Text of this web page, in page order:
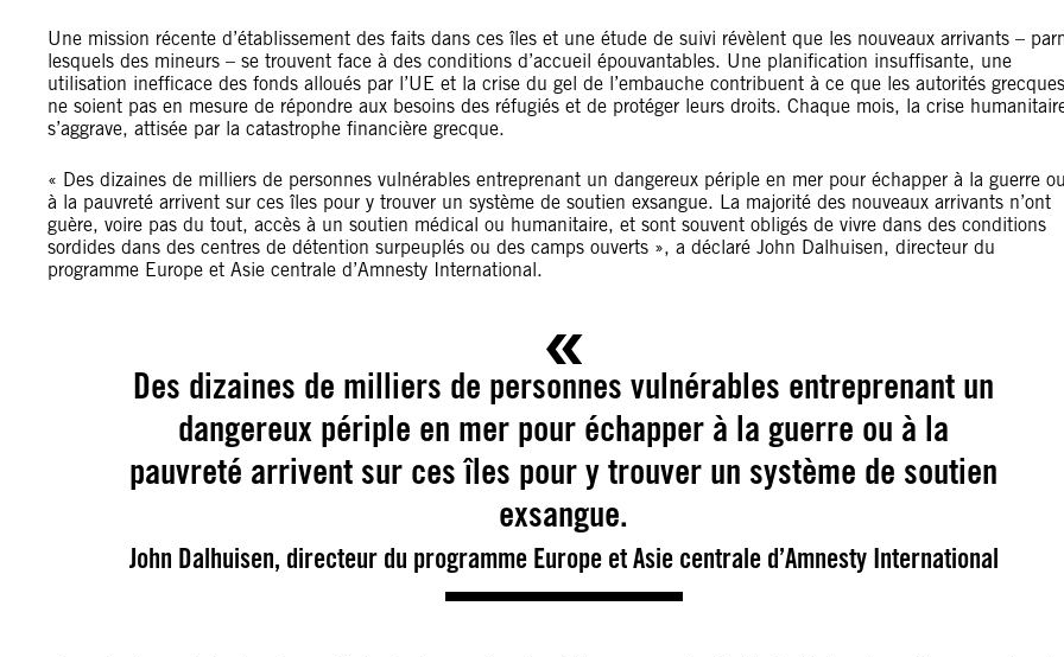
Une mission récente d’établissement des faits dans ces îles et une étude de suivi révèlent que les nouveaux arrivants –
lesquels des mineurs – se trouvent face à des conditions d’accueil épouvantables. Une planification insuffisante, une
utilisation inefficace des fonds alloués par l’UE et la crise du gel de l’embauche contribuent à ce que les autorités grecques
ne soient pas en mesure de répondre aux besoins des réfugiés et de protéger leurs droits. Chaque mois, la crise
s’aggrave, attisée par la catastrophe financière grecque.
« Des dizaines de milliers de personnes vulnérables entreprenant un dangereux périple en mer pour échapper à la guerre ou
à la pauvreté arrivent sur ces îles pour y trouver un système de soutien exsangue. La majorité des nouveaux arrivants n’ont
guère, voire pas du tout, accès à un soutien médical ou humanitaire, et sont souvent obligés de vivre dans des conditions
sordides dans des centres de détention surpeuplés ou des camps ouverts », a déclaré John Dalhuisen, directeur du
programme Europe et Asie centrale d’Amnesty International.
Des dizaines de milliers de personnes vulnérables entreprenant un
dangereux périple en mer pour échapper à la guerre ou à la
pauvreté arrivent sur ces îles pour y trouver un système de soutien
exsangue.
John Dalhuisen, directeur du programme Europe et Asie centrale d’Amnesty International